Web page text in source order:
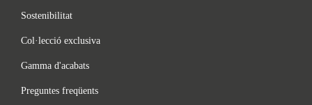
Sostenibilitat
Col·lecció exclusiva
Gamma d'acabats
Preguntes freqüents